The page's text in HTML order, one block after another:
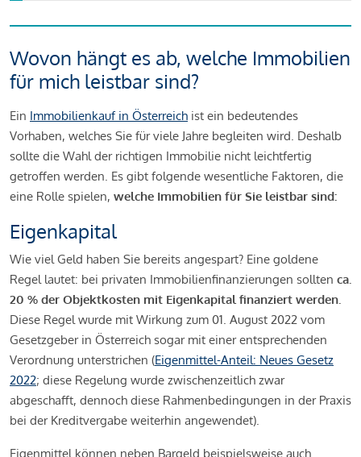
Wovon hängt es ab, welche Immobilien
für mich leistbar sind?
Ein Immobilienkauf in Österreich ist ein bedeutendes
Vorhaben, welches Sie für viele Jahre begleiten wird. Deshalb
sollte die Wahl der richtigen Immobilie nicht leichtfertig
getroffen werden. Es gibt folgende wesentliche Faktoren, die
eine Rolle spielen, welche Immobilien für Sie leistbar sind:
Eigenkapital
Wie viel Geld haben Sie bereits angespart? Eine goldene
Regel lautet: bei privaten Immobilienfinanzierungen sollten ca.
20 % der Objektkosten mit Eigenkapital finanziert werden.
Diese Regel wurde mit Wirkung zum 01. August 2022 vom
Gesetzgeber in Österreich sogar mit einer entsprechenden
Verordnung unterstrichen (Eigenmittel-Anteil: Neues Gesetz
2022; diese Regelung wurde zwischenzeitlich zwar
abgeschafft, dennoch diese Rahmenbedingungen in der Praxis
bei der Kreditvergabe weiterhin angewendet).
Eigenmittel können neben Bargeld beispielsweise auch